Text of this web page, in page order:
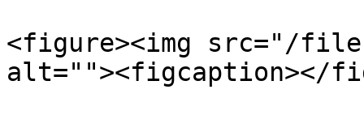
<figure><img src="/files/
alt=""><figcaption></